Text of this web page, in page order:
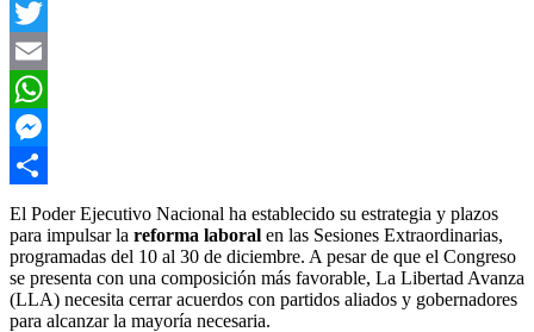
Facebook
Twitter
Email
WhatsApp
Messenger
Compartir
El Poder Ejecutivo Nacional ha establecido su estrategia y plazos
para impulsar la reforma laboral en las Sesiones Extraordinarias,
programadas del 10 al 30 de diciembre. A pesar de que el Congreso
se presenta con una composición más favorable, La Libertad Avanza
(LLA) necesita cerrar acuerdos con partidos aliados y gobernadores
para alcanzar la mayoría necesaria.